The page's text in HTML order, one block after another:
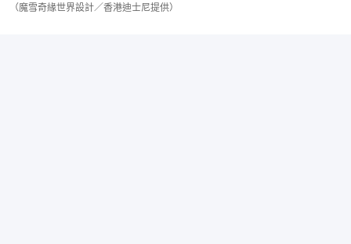
（魔雪奇緣世界設計／香港迪士尼提供）